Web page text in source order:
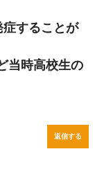
することが
当時高校生の
返信する